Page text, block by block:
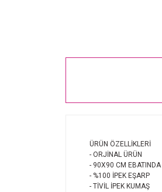
ÜRÜN ÖZELLİKLERİ
- ORJİNAL ÜRÜN
- 90X90 CM EBATINDA
- %100 İPEK EŞARP
- TİVİL İPEK KUMAŞ